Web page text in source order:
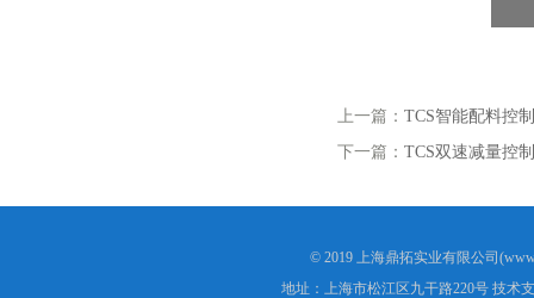
上一篇： TCS智能配料控
下一篇： TCS双速减量控
© 2019 上海鼎拓实业有限公司
地址：上海市松江区九干路220号 技术